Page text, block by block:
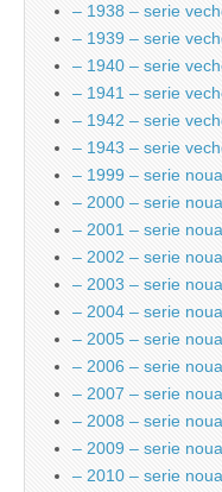
– 1938 – serie
– 1939 – serie
– 1940 – serie
– 1941 – serie
– 1942 – serie
– 1943 – serie
– 1999 – serie noua
– 2000 – serie noua
– 2001 – serie noua
– 2002 – serie noua
– 2003 – serie noua
– 2004 – serie noua
– 2005 – serie noua
– 2006 – serie noua
– 2007 – serie noua
– 2008 – serie noua
– 2009 – serie noua
– 2010 – serie noua